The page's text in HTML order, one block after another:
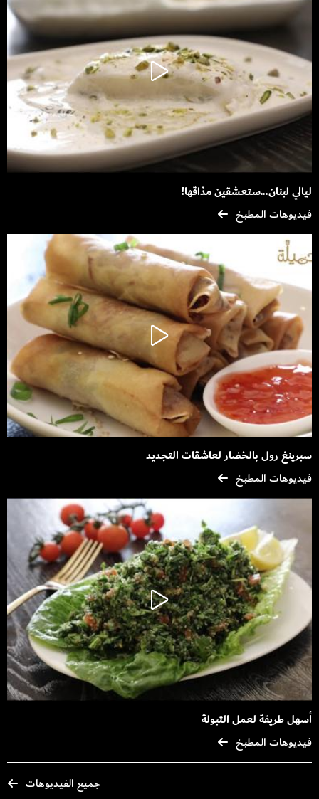
ليالي لبنان...ستعشقين مذاقها!
فيديوهات المطبخ
سبرينغ رول بالخضار لعاشقات التجديد
فيديوهات المطبخ
أسهل طريقة لعمل التبولة
فيديوهات المطبخ
جميع الفيديوهات